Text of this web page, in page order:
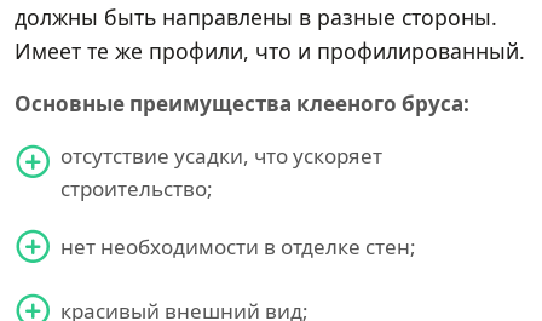
должны быть направлены в разные стороны.
Имеет те же профили, что и профилированный.
Основные преимущества клееного бруса:
отсутствие усадки, что ускоряет
строительство;
нет необходимости в отделке стен;
красивый внешний вид;